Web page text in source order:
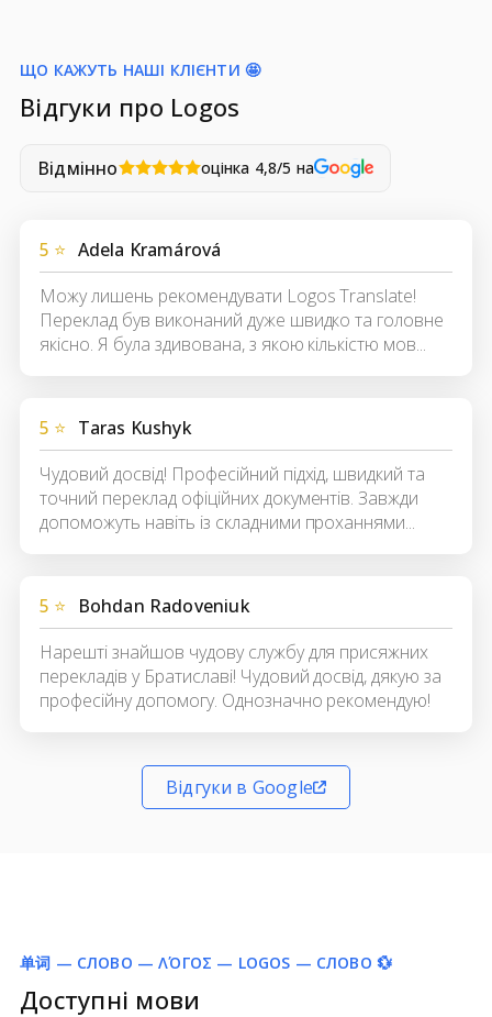
ЩО КАЖУТЬ НАШІ КЛІЄНТИ 🤩
Відгуки про Logos
Відмінно оцінка 4,8/5 на
5 ⭐ Adela Kramárová
Можу лишень рекомендувати Logos Translate!
Переклад був виконаний дуже швидко та головне
якісно. Я була здивована, з якою кількістю мов...
5 ⭐ Taras Kushyk
Чудовий досвід! Професійний підхід, швидкий та
точний переклад офіційних документів. Завжди
допоможуть навіть із складними проханнями...
5 ⭐
Bohdan Radoveniuk
Нарешті знайшов чудову службу для присяжних
перекладів у Братиславі! Чудовий досвід, дякую за
професійну допомогу. Однозначно рекомендую!
Відгуки в Google
单词 — СЛОВО — ΛΌΓΟΣ — LOGOS — СЛОВО 💱
Доступні мови